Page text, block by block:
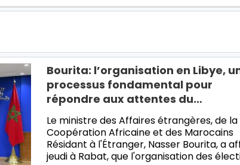
Bourita: l’organisation en Libye,
processus fondamental pour
répondre aux attentes du…
Le ministre des Affaires étrangères, de la
Coopération Africaine et des Marocains
Résidant à l'Étranger, Nasser Bourita, a
jeudi à Rabat, que l'organisation des